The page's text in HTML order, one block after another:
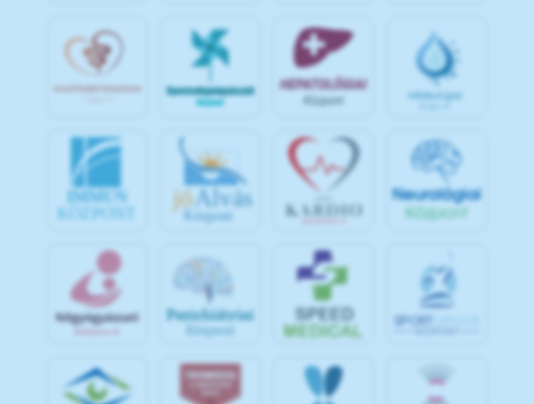
IMMUN
KÖZPONT
jó Alvás
Központ
SPOR